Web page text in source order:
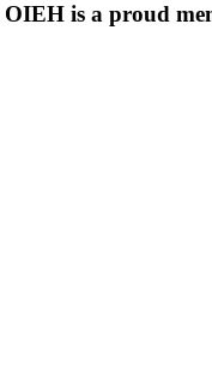
OIEH is a proud